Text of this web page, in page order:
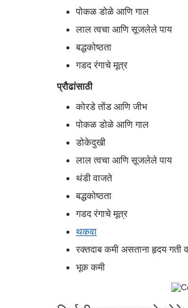
पोकळ डोळे आणि गाल
लाल त्वचा आणि सूजलेले पाय
बद्धकोष्ठता
गडद रंगाचे मूत्र
प्रौढांसाठी
कोरडे तोंड आणि जीभ
पोकळ डोळे आणि गाल
डोकेदुखी
लाल त्वचा आणि सूजलेले पाय
थंडी वाजते
बद्धकोष्ठता
गडद रंगाचे मूत्र
थकवा
रक्तदाब कमी असताना हृदय गती
भूक कमी